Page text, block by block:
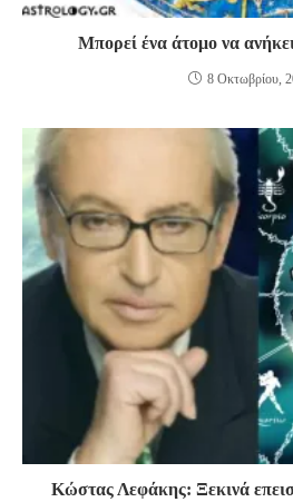
Μπορεί ένα άτομο να
8 Οκτωβρίου,
Κώστας Λεφάκης: Ξεκινά